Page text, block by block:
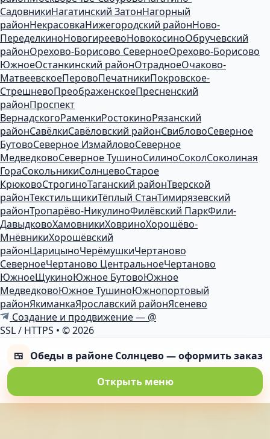
СадовникиНагатинский ЗатонНагорный
районНекрасовкаНижегородский районНово-
ПеределкиноНовогиреевоНовокосиноОбручевский
районОрехово-Борисово СеверноеОрехово-Борисово
ЮжноеОстанкинский районОтрадноеОчаково-
МатвеевскоеПеровоПечатникиПокровское-
СтрешневоПреображенскоеПресненский
районПроспект
ВернадскогоРаменкиРостокиноРязанский
районСавёлкиСавёловский районСвибловоСеверное
БутовоСеверное ИзмайловоСеверное
МедведковоСеверное ТушиноСилиноСоколСоколиная
ГораСокольникиСолнцевоСтарое
КрюковоСтрогиноТаганский районТверской
районТекстильщикиТёплый СтанТимирязевский
районТропарёво-НикулиноФилёвский ПаркФили-
ДавыдковоХамовникиХовриноХорошёво-
МнёвникиХорошёвский
районЦарицыноЧерёмушкиЧертаново
СеверноеЧертаново ЦентральноеЧертаново
ЮжноеЩукиноЮжное БутовоЮжное
МедведковоЮжное ТушиноЮжнопортовый
районЯкиманкаЯрославский районЯсенево
Создание и продвижение — @
SSL / HTTPS • © 2026
🍱 Обеды в районе Солнцево — оформить заказ
Открыть меню